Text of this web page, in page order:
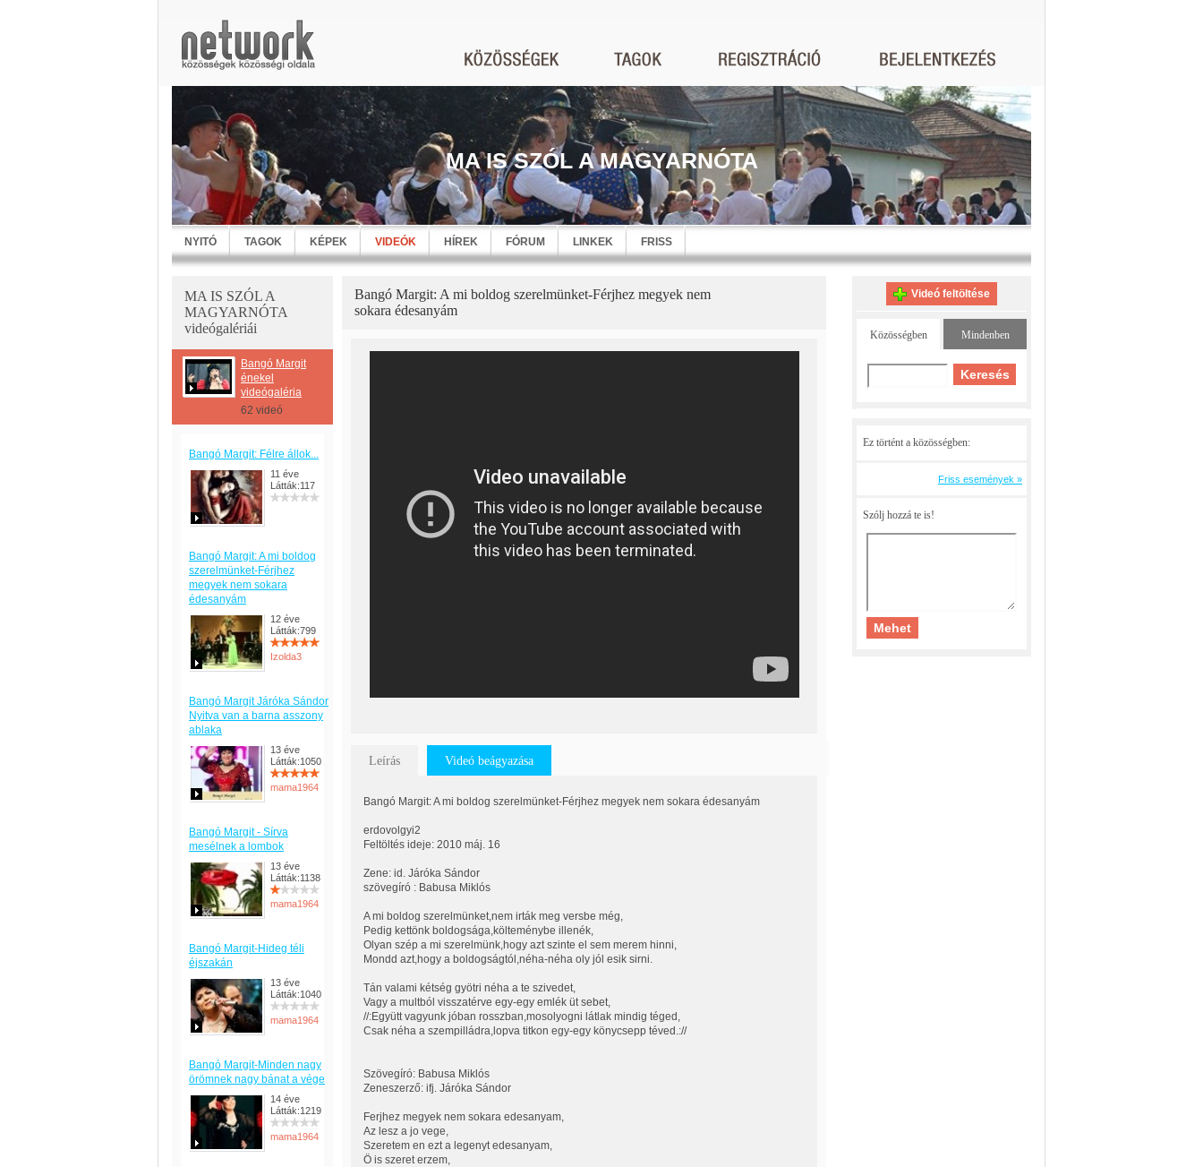
MA IS SZÓL A MAGYARNÓTA
NYITÓ TAGOK KÉPEK VIDEÓK HÍREK FÓRUM LINKEK FRISS
MA IS SZÓL A
MAGYARNÓTA
videógalériái
Bangó Margit
énekel
videógaléria
62 videó
Bangó Margit: Félre állok...
11 éve
Látták:117
Bangó Margit: A mi boldog
szerelmünket-Férjhez
megyek nem sokara
édesanyám
12 éve
Látták:799
Izolda3
Bangó Margit Járóka Sándor
Nyitva van a barna asszony
ablaka
13 éve
Látták:1050
mama1964
Bangó Margit - Sírva
mesélnek a lombok
13 éve
Látták:1138
mama1964
Bangó Margit-Hideg téli
éjszakán
13 éve
Látták:1040
mama1964
Bangó Margit-Minden nagy
örömnek nagy bánat a vége
14 éve
Látták:1219
mama1964
Bangó Margit: A mi boldog szerelmünket-Férjhez megyek nem
sokara édesanyám
Leírás Videó beágyazása
Bangó Margit: A mi boldog szerelmünket-Férjhez megyek nem sokara édesanyám
erdovolgyi2
Feltöltés ideje: 2010 máj. 16
Zene: id. Járóka Sándor
szövegíró : Babusa Miklós
A mi boldog szerelmünket,nem irták meg versbe még,
Pedig kettönk boldogsága,költeménybe illenék,
Olyan szép a mi szerelmünk,hogy azt szinte el sem merem hinni,
Mondd azt,hogy a boldogságtól,néha-néha oly jól esik sirni.
Tán valami kétség gyötri néha a te szivedet,
Vagy a multból visszatérve egy-egy emlék üt sebet,
//:Együtt vagyunk jóban rosszban,mosolyogni látlak mindig téged,
Csak néha a szempilládra,lopva titkon egy-egy könycsepp téved.://
Szövegíró: Babusa Miklós
Zeneszerző: ifj. Járóka Sándor
Ferjhez megyek nem sokara edesanyam,
Az lesz a jo vege,
Szeretem en ezt a legenyt edesanyam,
Ö is szeret erzem,
Videó feltöltése
Közösségben Mindenben
Ez történt a közösségben:
Friss események »
Szólj hozzá te is!